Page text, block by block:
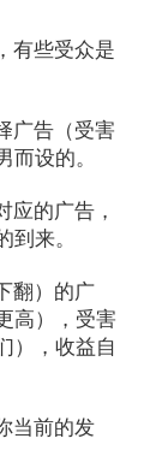
有些受众是
广告（受害
而设的。
应的广告，
来。
翻）的广
高），受害
），收益自
当前的发